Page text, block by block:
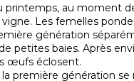
printemps, au moment
vigne. Les femelles
génération
petites baies. Après
œufs éclosent.